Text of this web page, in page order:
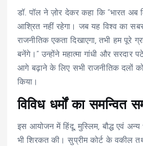
डॉ. पॉल ने ज़ोर देकर कहा कि “भारत अब
आश्रित नहीं रहेगा। जब यह विश्व का
राजनीतिक एकता दिखाएगा, तभी हम पूरे
बनेंगे।” उन्होंने महात्मा गांधी और सरदार
आगे बढ़ाने के लिए सभी राजनीतिक दलों
किया।
विविध धर्मों का समन्वित
इस आयोजन में हिंदू, मुस्लिम, बौद्ध एवं अन्य
भी शिरकत की। सुप्रीम कोर्ट के वकील